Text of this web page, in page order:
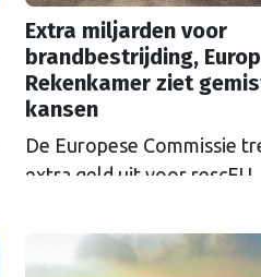
Extra miljarden voor
brandbestrijding,
Rekenkamer ziet
kansen
De Europese Commissie
extra geld uit voor rescEU,
Maar dat geld wordt niet
even goed uitgegeven, ziet